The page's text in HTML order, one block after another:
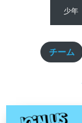
少年
チーム